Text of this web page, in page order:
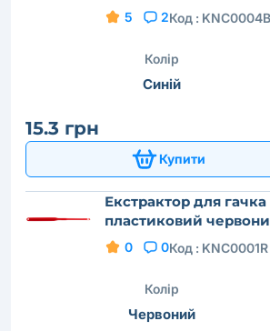
5 2Код : KNC0004B
Колір
Синій
15.3 грн
Купити
Екстрактор для
пластиковий
0 0Код : KNC0001R
Колір
Червоний